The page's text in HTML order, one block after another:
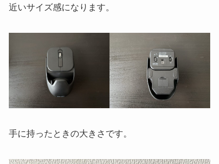
近いサイズ感になります。
手に持ったときの大きさです。